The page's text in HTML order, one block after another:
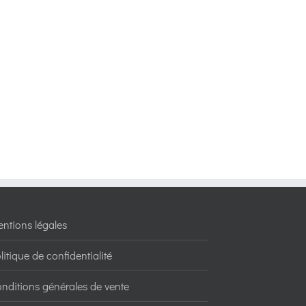
légales
de confidentialité
générales de vente